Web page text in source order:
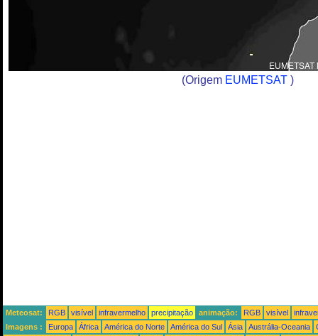
(Origem EUMETSAT )
Meteosat: RGB visível infravermelho precipitação animação: RGB visível
Imagens :
Europa África América do Norte América do Sul Ásia Austrália-Oceania